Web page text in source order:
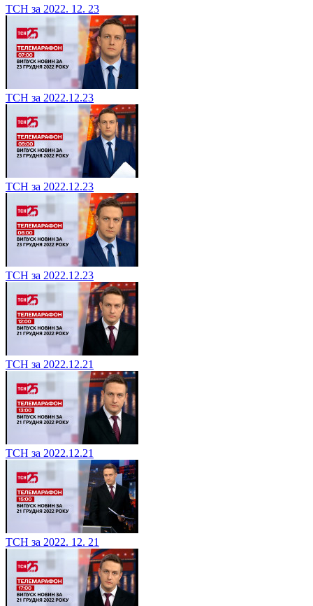
ТСН за 2022. 12. 23
ТСН за 2022.12.23
ТСН за 2022.12.23
ТСН за 2022.12.23
ТСН за 2022.12.21
ТСН за 2022.12.21
ТСН за 2022. 12. 21